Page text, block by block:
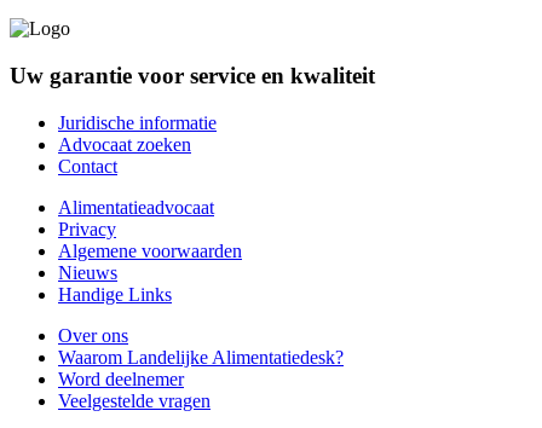
Uw garantie voor service en kwaliteit
Juridische informatie
Advocaat zoeken
Contact
Alimentatieadvocaat
Privacy
Algemene voorwaarden
Nieuws
Handige Links
Over ons
Waarom Landelijke Alimentatiedesk?
Word deelnemer
Veelgestelde vragen